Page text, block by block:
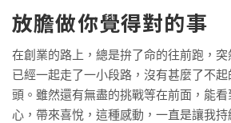
放膽做你覺得對的事
在創業的路上，總是拚了命的往前跑，
已經一起走了一小段路，沒有甚麼了不
頭。雖然還有無盡的挑戰等在前面，能
心，帶來喜悅，這種感動，一直是讓我持